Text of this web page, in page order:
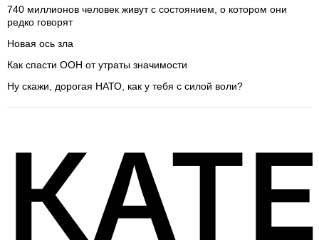
740 миллионов человек живут с состоянием, о котором они
редко говорят
Новая ось зла
Как спасти ООН от утраты значимости
Ну скажи, дорогая НАТО, как у тебя с силой воли?